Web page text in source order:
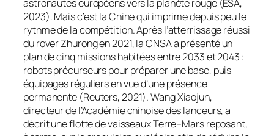
astronautes européens vers la planète rouge (ESA,
2023). Mais c’est la Chine qui imprime depuis peu le
rythme de la compétition. Après l’atterrissage réussi
du roverZhurongen 2021, la CNSA a présenté un
plan de cinq missions habitées entre 2033 et 2043 :
robots précurseurs pour préparer une base, puis
équipages réguliers en vue d’une présence
permanente (Reuters, 2021). Wang Xiaojun,
directeur de l’Académie chinoise des lanceurs, a
décrit une flotte de vaisseaux Terre–Mars reposant,